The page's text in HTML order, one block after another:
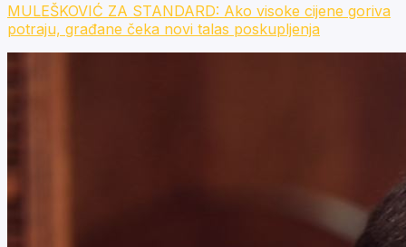
MULEŠKOVIĆ ZA STANDARD: Ako visoke cijene goriva
potraju, građane čeka novi talas poskupljenja